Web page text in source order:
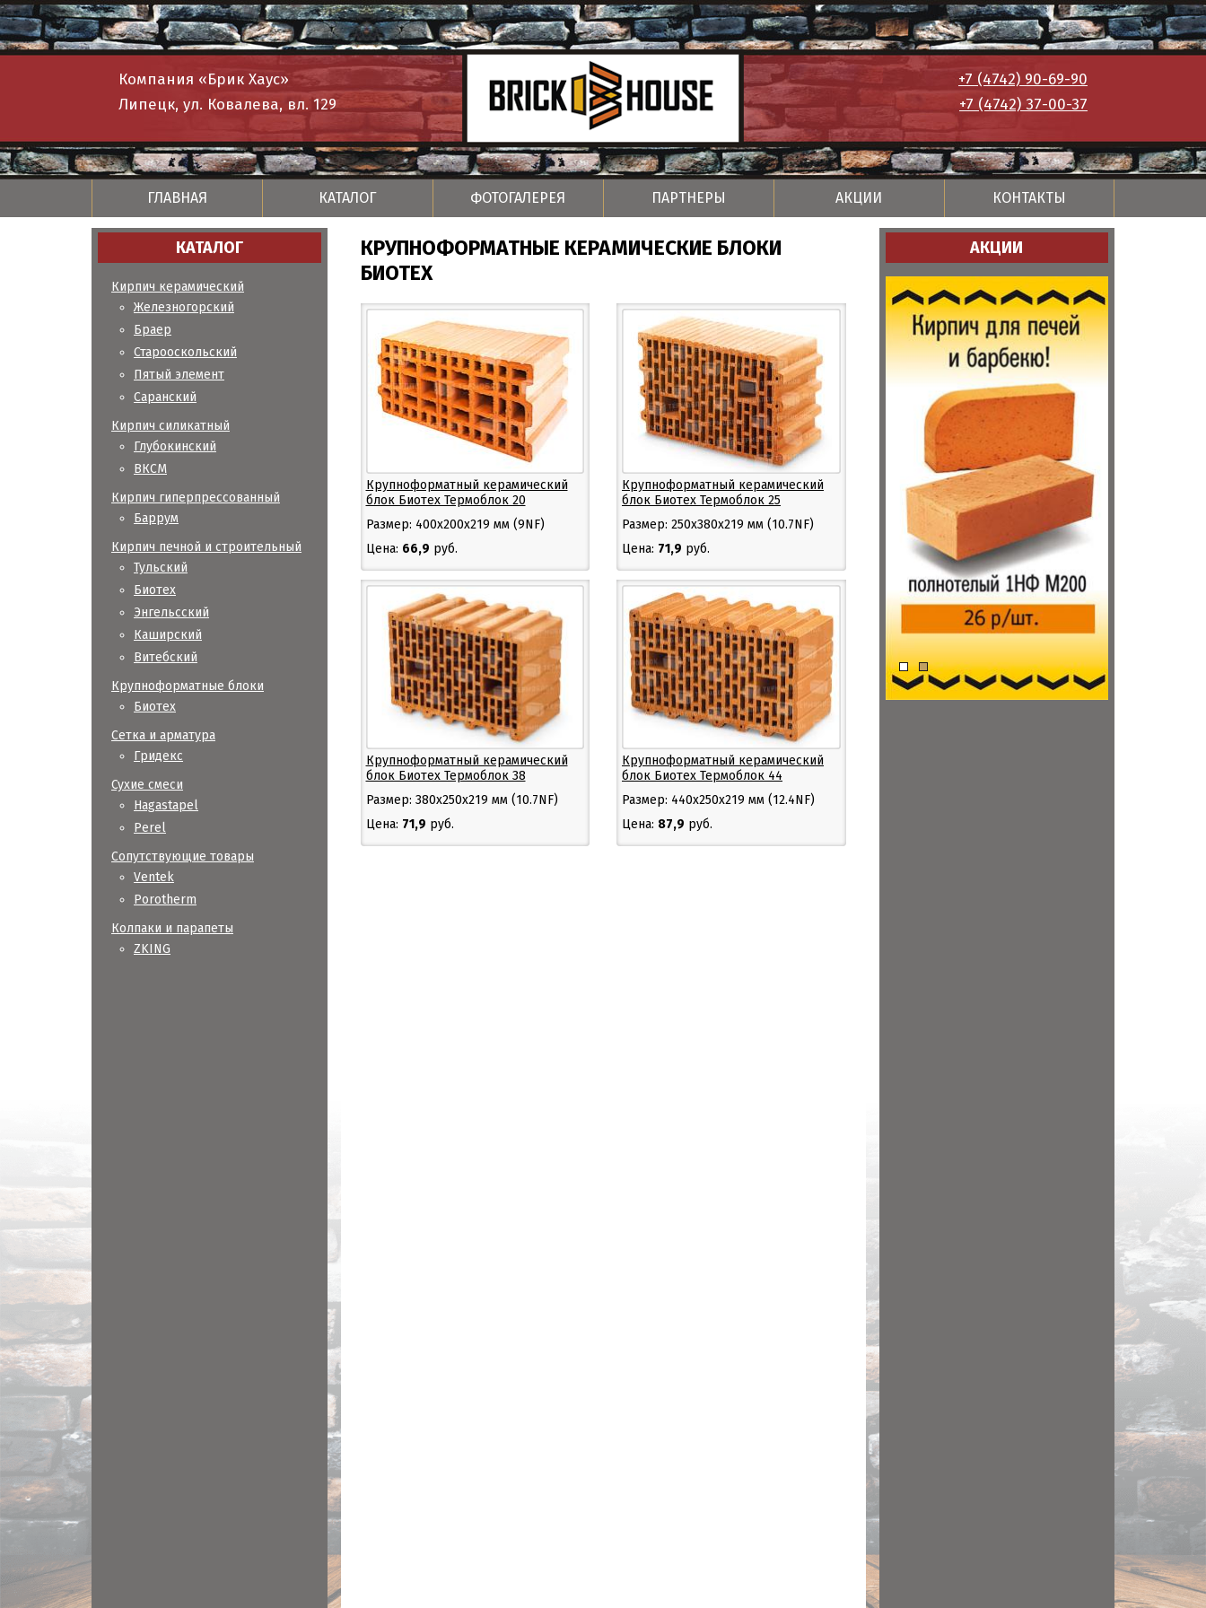
Компания «Брик Хаус»
Липецк, ул. Ковалева, вл. 129
+7 (4742) 90-69-90
+7 (4742) 37-00-37
ГЛАВНАЯ КАТАЛОГ ФОТОГАЛЕРЕЯ ПАРТНЕРЫ АКЦИИ КОНТАКТЫ
КАТАЛОГ
Кирпич керамический
Железногорский
Браер
Старооскольский
Пятый элемент
Саранский
Кирпич силикатный
Глубокинский
ВКСМ
Кирпич гиперпрессованный
Баррум
Кирпич печной и строительный
Тульский
Биотех
Энгельсский
Каширский
Витебский
Крупноформатные блоки
Биотех
Сетка и арматура
Гридекс
Сухие смеси
Hagastapel
Perel
Сопутствующие товары
Ventek
Porotherm
Колпаки и парапеты
ZKING
КРУПНОФОРМАТНЫЕ КЕРАМИЧЕСКИЕ БЛОКИ
БИОТЕХ
Крупноформатный керамический
блок Биотех Термоблок 20
Размер: 400х200х219 мм (9NF)
Цена: 66,9 руб.
Крупноформатный керамический
блок Биотех Термоблок 25
Размер: 250х380х219 мм (10.7NF)
Цена: 71,9 руб.
Крупноформатный керамический
блок Биотех Термоблок 38
Размер: 380х250х219 мм (10.7NF)
Цена: 71,9 руб.
Крупноформатный керамический
блок Биотех Термоблок 44
Размер: 440х250х219 мм (12.4NF)
Цена: 87,9 руб.
АКЦИИ